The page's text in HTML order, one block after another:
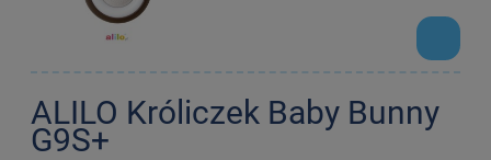
ALILO Króliczek Baby Bunny
G9S+